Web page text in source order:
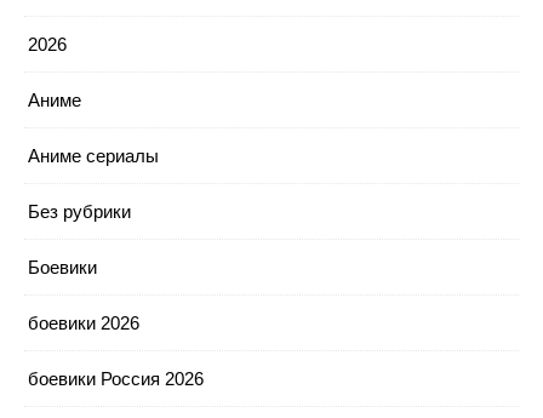
2026
Аниме
Аниме сериалы
Без рубрики
Боевики
боевики 2026
боевики Россия 2026